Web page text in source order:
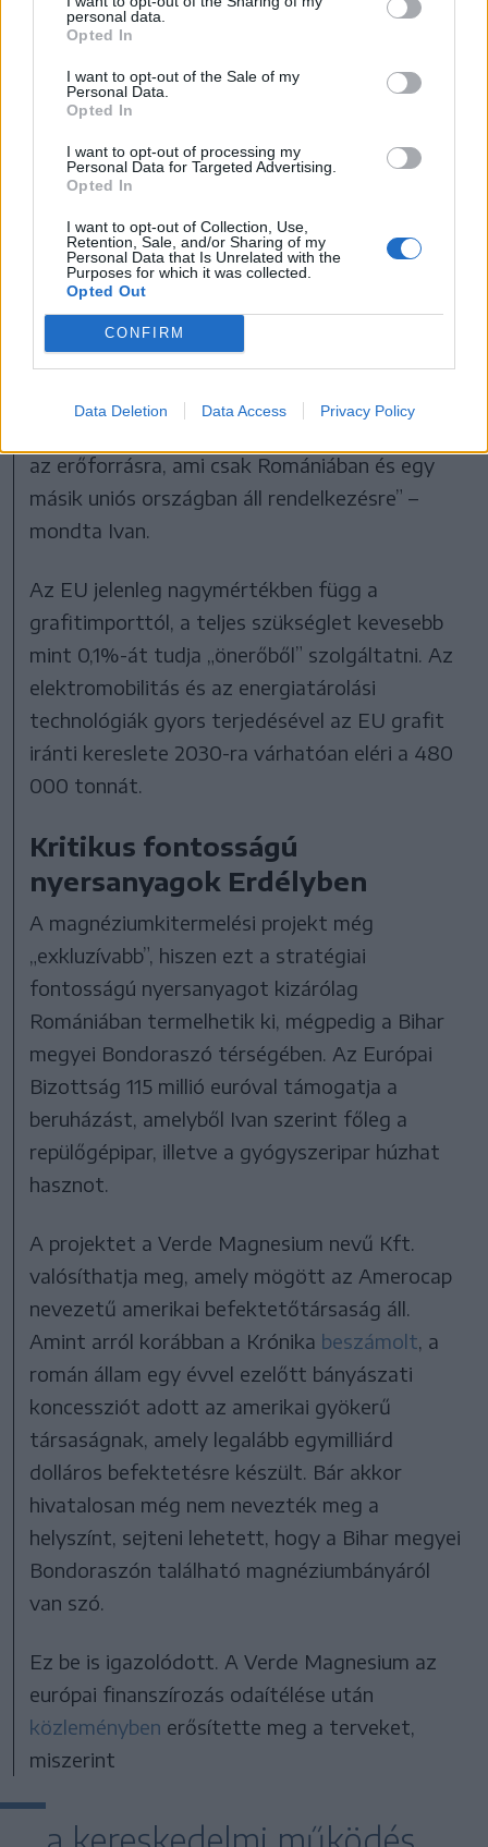
personal data.
Opted In
I want to opt-out of the Sale of my
Personal Data.
Opted In
I want to opt-out of processing my
Personal Data for Targeted Advertising.
Opted In
I want to opt-out of Collection, Use,
Retention, Sale, and/or Sharing of my
Personal Data that Is Unrelated with the
Purposes for which it was collected.
Opted Out
CONFIRM
Data Deletion Data Access Privacy Policy
bányát.
Itt a miniszter szerint évi
15 000 tonna grafitot
fognak kitermelni, amelyet
az autóiparban, a védelmi
iparban és az
energiatárolásban lehet
felhasználni.
az erőforrásra, ami csak Romániában és egy
másik uniós országban áll rendelkezésre” –
mondta Ivan.
Az EU jelenleg nagymértékben függ a
grafitimporttól, a teljes szükséglet kevesebb
mint 0,1%-át tudja „önerőből” szolgáltatni. Az
elektromobilitás és az energiatárolási
technológiák gyors terjedésével az EU grafit
iránti kereslete 2030-ra várhatóan eléri a 480
000 tonnát.
Kritikus fontosságú
nyersanyagok Erdélyben
A magnéziumkitermelési projekt még
„exkluzívabb”, hiszen ezt a stratégiai
fontosságú nyersanyagot kizárólag
Romániában termelhetik ki, mégpedig a Bihar
megyei Bondoraszó térségében. Az Európai
Bizottság 115 millió euróval támogatja a
beruházást, amelyből Ivan szerint főleg a
repülőgépipar, illetve a gyógyszeripar húzhat
hasznot.
A projektet a Verde Magnesium nevű Kft.
valósíthatja meg, amely mögött az Amerocap
nevezetű amerikai befektetőtársaság áll.
Amint arról korábban a Krónika beszámolt, a
román állam egy évvel ezelőtt bányászati
koncessziót adott az amerikai gyökerű
társaságnak, amely legalább egymilliárd
dolláros befektetésre készült. Bár akkor
hivatalosan még nem nevezték meg a
helyszínt, sejteni lehetett, hogy a Bihar megyei
Bondoraszón található magnéziumbányáról
van szó.
Ez be is igazolódott. A Verde Magnesium az
európai finanszírozás odaítélése után
közleményben erősítette meg a terveket,
miszerint